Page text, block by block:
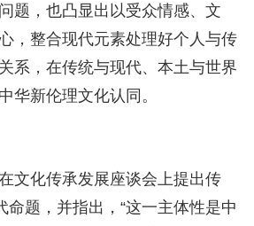
题，也凸显出以受众情感、文
，整合现代元素处理好个人与传
系，在传统与现代、本土与世界
华新伦理文化认同。
文化传承发展座谈会上提出传
命题，并指出，“这一主体性是中